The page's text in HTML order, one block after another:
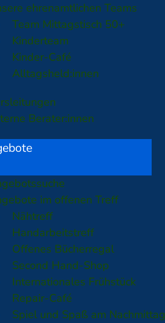
ehrenamtlichen Teams
Team Mittagstisch 50+
Kinderteam
Kinder-Café
Alltagsheld:innen
Berater:innen
im offenen Treff
Nähtreff
Handarbeitstreff
Offenes Bücherregal
Second Hand-Shop
Internationales Frühstück
Repair-Café
Spiel und Spaß am Nachmittag